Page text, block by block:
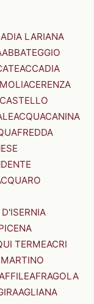
LARIANA
ABBATEGGIO
ACCADIA
ACERENZA
ACQUACANINA
TERMEACRI
AFRAGOLA
AGLIANA